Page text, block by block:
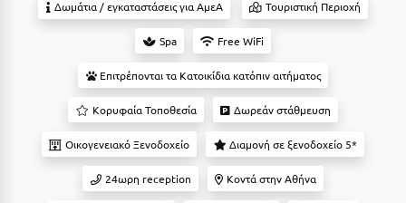
Βόλος
Γαλαξiδι
Δες όλες τις προσφορές
Δες όλα τα πακέτα διακοπών
Δωμάτια / εγκαταστάσεις για ΑμεΑ Τουριστική Περιοχή
Spa Free WiFi
Επιτρέπονται τα Κατοικίδια κατόπιν αιτήματος
Κορυφαία Τοποθεσία Δωρεάν στάθμευση
Οικογενειακό Ξενοδοχείο Διαμονή σε ξενοδοχείο 5*
24ωρη reception Κοντά στην Αθήνα